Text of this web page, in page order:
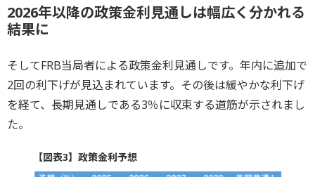
2026年以降の政策金利見通しは幅広く分かれる
結果に
そしてFRB当局者による政策金利見通しです。年内に追加で
2回の利下げが見込まれています。その後は緩やかな利下げ
を経て、長期見通しである3％に収束する道筋が示されまし
た。
【図表3】政策金利予想